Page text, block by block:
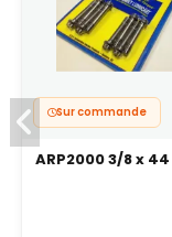
Sur commande
ARP2000 3/8 x 44